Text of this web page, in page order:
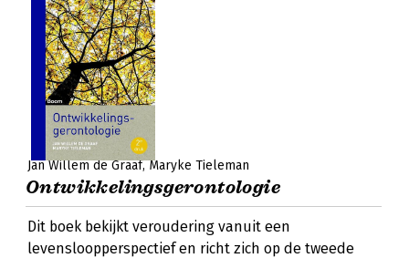
Jan Willem de Graaf Maryke Tieleman
Ontwikkelingsgerontologie
Dit boek bekijkt veroudering vanuit een
levensloopperspectief en richt zich op de tweede